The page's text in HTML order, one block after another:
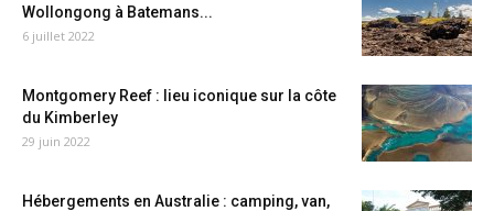
Wollongong à Batemans...
6 juillet 2022
Montgomery Reef : lieu iconique sur la côte
du Kimberley
29 juin 2022
Hébergements en Australie : camping, van,